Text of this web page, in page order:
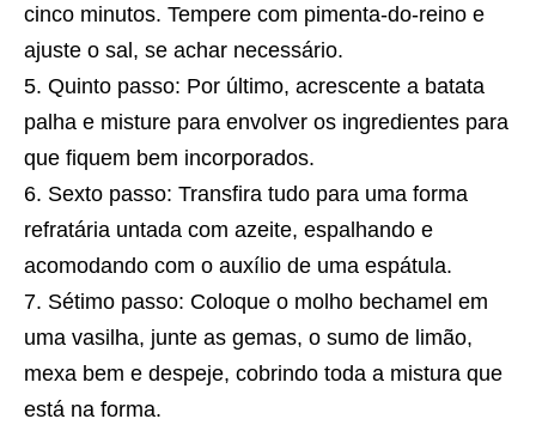
cinco minutos. Tempere com pimenta-do-reino e
ajuste o sal, se achar necessário.
Quinto passo: Por último, acrescente a batata
palha e misture para envolver os ingredientes para
que fiquem bem incorporados.
Sexto passo: Transfira tudo para uma forma
refratária untada com azeite, espalhando e
acomodando com o auxílio de uma espátula.
Sétimo passo: Coloque o molho bechamel em
uma vasilha, junte as gemas, o sumo de limão,
mexa bem e despeje, cobrindo toda a mistura que
está na forma.